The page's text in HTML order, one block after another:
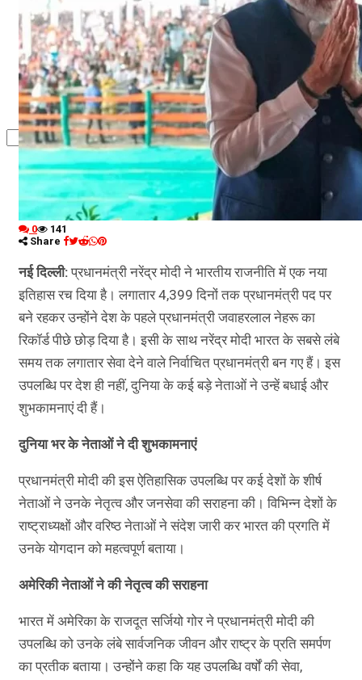
कृषि
धर्म
विज्ञान तकनीकी
0
141
Share
नई दिल्ली:प्रधानमंत्री नरेंद्र मोदी ने भारतीय राजनीति में एक नया
इतिहास रच दिया है। लगातार 4,399 दिनों तक प्रधानमंत्री पद पर
बने रहकर उन्होंने देश के पहले प्रधानमंत्री जवाहरलाल नेहरू का
रिकॉर्ड पीछे छोड़ दिया है। इसी के साथ नरेंद्र मोदी भारत के सबसे लंबे
समय तक लगातार सेवा देने वाले निर्वाचित प्रधानमंत्री बन गए हैं। इस
उपलब्धि पर देश ही नहीं, दुनिया के कई बड़े नेताओं ने उन्हें बधाई और
शुभकामनाएं दी हैं।
दुनिया भर के नेताओं ने दी शुभकामनाएं
प्रधानमंत्री मोदी की इस ऐतिहासिक उपलब्धि पर कई देशों के शीर्ष
नेताओं ने उनके नेतृत्व और जनसेवा की सराहना की। विभिन्न देशों के
राष्ट्राध्यक्षों और वरिष्ठ नेताओं ने संदेश जारी कर भारत की प्रगति में
उनके योगदान को महत्वपूर्ण बताया।
अमेरिकी नेताओं ने की नेतृत्व की सराहना
भारत में अमेरिका के राजदूत सर्जियो गोर ने प्रधानमंत्री मोदी की
उपलब्धि को उनके लंबे सार्वजनिक जीवन और राष्ट्र के प्रति समर्पण
का प्रतीक बताया। उन्होंने कहा कि यह उपलब्धि वर्षों की सेवा,